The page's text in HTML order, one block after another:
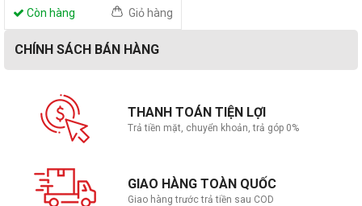
Còn hàng Giỏ hàng
CHÍNH SÁCH BÁN HÀNG
THANH TOÁN TIỆN LỢI
Trả tiền mặt, chuyển khoản, trả góp 0%
GIAO HÀNG TOÀN QUỐC
Giao hàng trước trả tiền sau COD